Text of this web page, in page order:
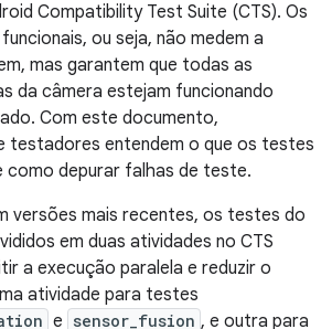
Compatibility Test Suite (CTS). Os
ou seja, não medem a
mas garantem que todas as
da câmera estejam funcionando
Com este documento,
testadores entendem o que os testes
como depurar falhas de teste.
versões mais recentes, os testes do
em duas atividades no CTS
a execução paralela e reduzir o
atividade para testes
e sensor_fusion , e outra para